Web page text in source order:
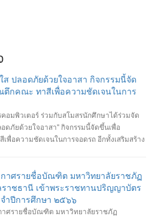
ปลอดภัยด้วยใจอาสา กิจกรรมนี้จัด
กคณะ ทาสีเพื่อความชัดเจนในการ
อมพิวเตอร์ ร่วมกับสโมสรนักศึกษาได้ร่วมจัด
ดภัยด้วยใจอาสา" กิจกรรมนี้จัดขึ้นเพื่อ
อความชัดเจนในการจอดรถ อีกทั้งเสริมสร้าง
าศรายชื่อบัณฑิต มหาวิทยาลัยราชภัฏ
าชธานี เข้าพระราชทานปริญญาบัตร
ำปีการศึกษา ๒๕๖๖
าศรายชื่อบัณฑิต มหาวิทยาลัยราชภัฏ